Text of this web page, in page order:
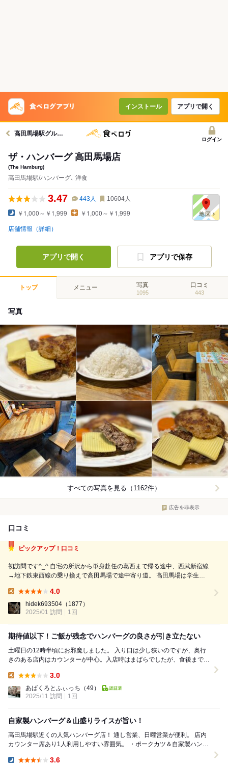
インストール アプリで開く
高田馬場駅グルメへ
ログイン
ザ・ハンバーグ 高田馬場店
(The Hamburg)
高田馬場駅/ハンバーグ､ 洋食
3.47 443人 10604人
￥1,000～￥1,999 ￥1,000～￥1,999
店舗情報（詳細）
アプリで開く アプリで保存
トップ メニュー 写真
1095
口コミ
443
写真
すべての写真を見る（1162件）
広告を非表示
口コミ
ピックアップ！口コミ
初訪問です^_^ 自宅の所沢から単身赴任の葛西まで帰る途中、西武新宿線
→地下鉄東西線の乗り換えで高田馬場で途中寄り道。 高田馬場は学生さ
系の気分だったのでスマホで検索。安全牌で洋包丁さんと迷いましたが、
今日の気分は...
4.0
hidek693504 （1877）
2025/01 訪問
1回
期待値以下！ご飯が残念でハンバーグの良さが引き立たない
土曜日の12時半頃にお邪魔しました。 入り口は少し狭いのですが、奥行
きのある店内はカウンターが中心。入店時はまばらでしたが、食後までに
3.0
あばくろとふぃっち （49）
2025/11 訪問
1回
自家製ハンバーグ＆山盛りライスが旨い！
高田馬場駅近くの人気ハンバーグ店！ 通し営業、日曜営業が便利。 店内
カウンター席あり1人利用しやすい雰囲気。 ・ポークカツ＆自家製ハンバ
3.6